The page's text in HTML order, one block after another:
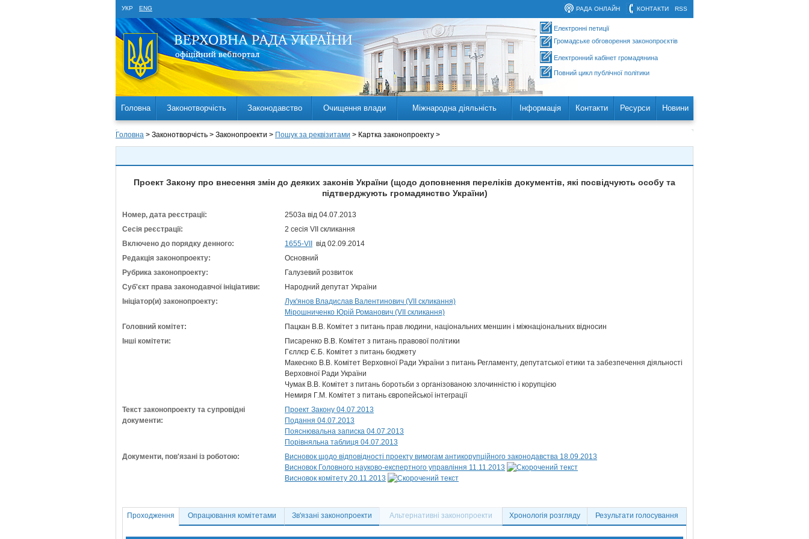
УКР ENG RSS
КОНТАКТИ
РАДА ОНЛАЙН
Електронні петиції
Громадське обговорення законопроєктів
Електронний кабінет громадянина
Повний цикл публічної політики
Головна Законотворчість Законодавство Очищення влади Міжнародна діяльність Інформація Контакти Ресурси Новини
Головна > Законотворчість > Законопроекти > Пошук за реквізитами > Картка законопроекту >
Проект Закону про внесення змін до деяких законів України (щодо доповнення переліків документів, які посвідчують особу та
підтверджують громадянство України)
Номер, дата реєстрації:
2503а від 04.07.2013
Сесія реєстрації:
2 сесія VII скликання
Включено до порядку денного:
1655-VII
від 02.09.2014
Редакція законопроекту:
Основний
Рубрика законопроекту:
Галузевий розвиток
Суб'єкт права законодавчої ініціативи:
Народний депутат України
Ініціатор(и) законопроекту:
Лук'янов Владислав Валентинович (VII скликання)
Мірошниченко Юрій Романович (VII скликання)
Головний комітет:
Пацкан В.В. Комітет з питань прав людини, національних меншин і міжнаціональних відносин
Інші комітети:
Писаренко В.В. Комітет з питань правової політики
Гєллєр Є.Б. Комітет з питань бюджету
Макеєнко В.В. Комітет Верховної Ради України з питань Регламенту, депутатської етики та забезпечення діяльності
Верховної Ради України
Чумак В.В. Комітет з питань боротьби з організованою злочинністю і корупцією
Немиря Г.М. Комітет з питань європейської інтеграції
Текст законопроекту та супровідні
документи:
Проект Закону 04.07.2013
Подання 04.07.2013
Пояснювальна записка 04.07.2013
Порівняльна таблиця 04.07.2013
Документи, пов'язані із роботою:
Висновок щодо відповідності проекту вимогам антикорупційного законодавства 18.09.2013
Висновок Головного науково-експертного управління 11.11.2013
Висновок комітету 20.11.2013
Проходження Опрацювання комітетами Зв'язані законопроекти Альтернативні законопроекти Хронологія розгляду Результати голосування